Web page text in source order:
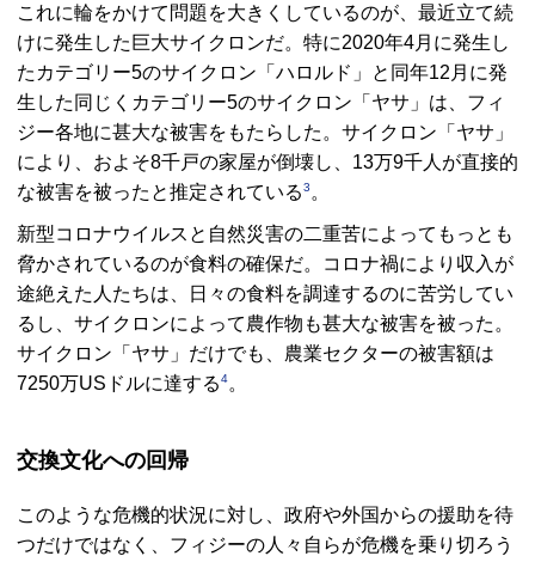
これに輪をかけて問題を大きくしているのが、最近立て続
けに発生した巨大サイクロンだ。特に2020年4月に発生し
たカテゴリー5のサイクロン「ハロルド」と同年12月に発
生した同じくカテゴリー5のサイクロン「ヤサ」は、フィ
ジー各地に甚大な被害をもたらした。サイクロン「ヤサ」
により、およそ8千戸の家屋が倒壊し、13万9千人が直接的
な被害を被ったと推定されている3 。
新型コロナウイルスと自然災害の二重苦によってもっとも
脅かされているのが食料の確保だ。コロナ禍により収入が
途絶えた人たちは、日々の食料を調達するのに苦労してい
るし、サイクロンによって農作物も甚大な被害を被った。
サイクロン「ヤサ」だけでも、農業セクターの被害額は
7250万USドルに達する4。
交換文化への回帰
このような危機的状況に対し、政府や外国からの援助を待
つだけではなく、フィジーの人々自らが危機を乗り切ろう